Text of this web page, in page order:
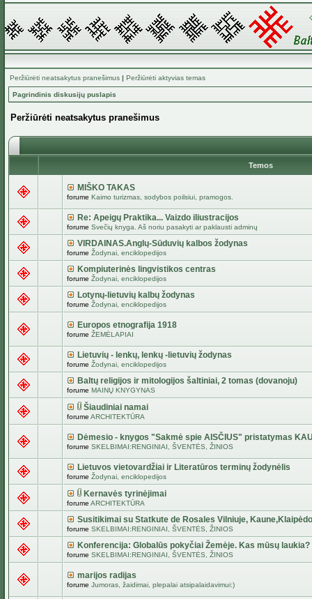
Peržiūrėti neatsakytus pranešimus | Peržiūrėti aktyvias temas
Pagrindinis diskusijų puslapis
Peržiūrėti neatsakytus pranešimus
Temos
MIŠKO TAKAS
forume Kaimo turizmas, sodybos poilsiui, pramogos.
Re: Apeigų Praktika... Vaizdo iliustracijos
forume Svečių knyga. Aš noriu pasakyti ar paklausti adminų
VIRDAINAS.Anglų-Sūduvių kalbos žodynas
forume Žodynai, enciklopedijos
Kompiuterinės lingvistikos centras
forume Žodynai, enciklopedijos
Lotynų-lietuvių kalbų žodynas
forume Žodynai, enciklopedijos
Europos etnografija 1918
forume ŽEMĖLAPIAI
Lietuvių - lenkų, lenkų -lietuvių žodynas
forume Žodynai, enciklopedijos
Baltų religijos ir mitologijos šaltiniai, 2 tomas (dovanoju)
forume MAINŲ KNYGYNAS
Šiaudiniai namai
forume ARCHITEKTŪRA
Dėmesio - knygos "Sakmė spie AISČIUS" pristatymas
forume SKELBIMAI:RENGINIAI, ŠVENTĖS, ŽINIOS
Lietuvos vietovardžiai ir Literatūros terminų žodynėlis
forume Žodynai, enciklopedijos
Kernavės tyrinėjimai
forume ARCHITEKTŪRA
Susitikimai su Statkute de Rosales Vilniuje,
forume SKELBIMAI:RENGINIAI, ŠVENTĖS, ŽINIOS
Konferencija: Globalūs pokyčiai Žemėje. Kas mūsų laukia?
forume SKELBIMAI:RENGINIAI, ŠVENTĖS, ŽINIOS
marijos radijas
forume Jumoras, žaidimai, plepalai atsipalaidavimui:)